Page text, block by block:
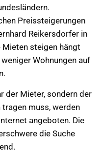
Preissteigerungen
Reikersdorfer in
Mieten steigen hängt
Wohnungen auf
der Mieter, sondern der
muss, werden
angeboten. Die
die Suche